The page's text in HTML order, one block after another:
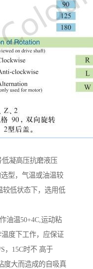
凝高压抗磨液压
型，气温或油温较
较低状态下，选用低
油温50+4C,运动粘
温度下工作，应保证
，15C时不 高于
度大而造成的自吸真